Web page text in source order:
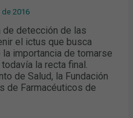
2016
de detección de las
el ictus que busca
importancia de tomarse
la recta final.
de Salud, la Fundación
de Farmacéuticos de